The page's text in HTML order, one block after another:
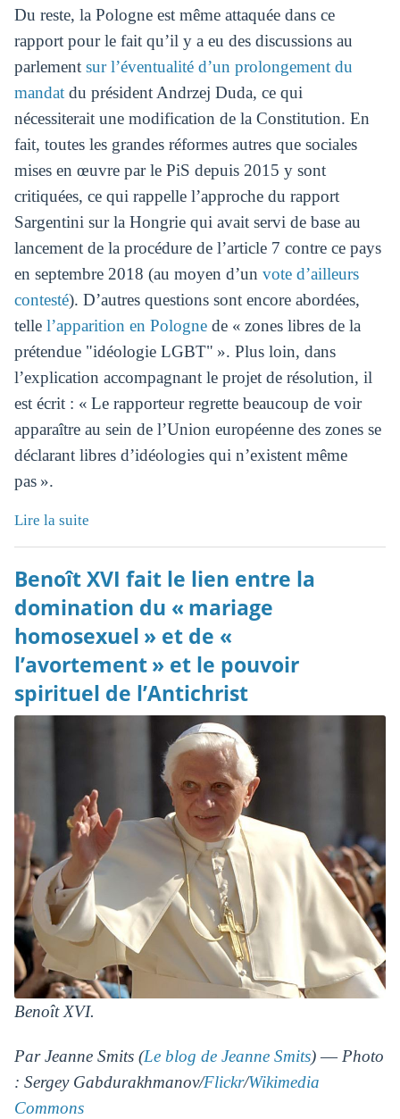
Du reste, la Pologne est même attaquée dans ce
rapport pour le fait qu’il y a eu des discussions au
parlement sur l’éventualité d’un prolongement du
mandatdu président Andrzej Duda, ce qui
nécessiterait une modification de la Constitution. En
fait, toutes les grandes réformes autres que sociales
mises en œuvre par le PiS depuis 2015 y sont
critiquées, ce qui rappelle l’approche du rapport
Sargentini sur la Hongrie qui avait servi de base au
lancement de la procédure de l’article 7 contre ce pays
en septembre 2018 (au moyen d’un vote d’ailleurs
contesté). D’autres questions sont encore abordées,
telle l’apparition en Polognede « zones libres de la
prétendue "idéologie LGBT" ». Plus loin, dans
l’explication accompagnant le projet de résolution, il
est écrit : « Le rapporteur regrette beaucoup de voir
apparaître au sein de l’Union européenne des zones se
déclarant libres d’idéologies qui n’existent même
pas ».
Lire la suite
Benoît XVI fait le lien entre la
domination du « mariage
homosexuel » et de «
l’avortement » et le pouvoir
spirituel de l’Antichrist
Benoît XVI.
Par Jeanne Smits (Le blog de Jeanne Smits) ― Photo
: Sergey Gabdurakhmanov/Flickr/Wikimedia
Commons